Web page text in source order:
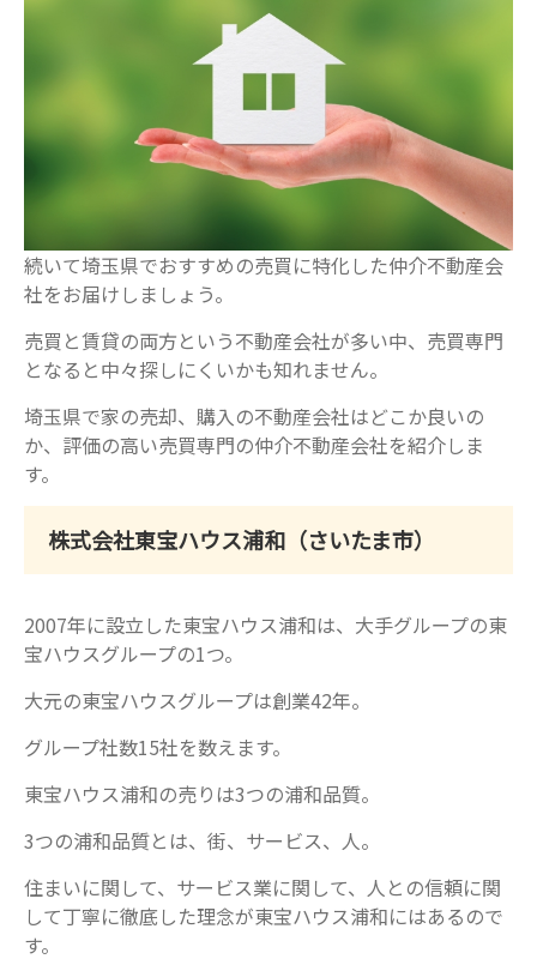
続いて埼玉県でおすすめの売買に特化した仲介不動産会
社をお届けしましょう。
売買と賃貸の両方という不動産会社が多い中、売買専門
となると中々探しにくいかも知れません。
埼玉県で家の売却、購入の不動産会社はどこか良いの
か、評価の高い売買専門の仲介不動産会社を紹介しま
す。
株式会社東宝ハウス浦和（さいたま市）
2007年に設立した東宝ハウス浦和は、大手グループの東
宝ハウスグループの1つ。
大元の東宝ハウスグループは創業42年。
グループ社数15社を数えます。
東宝ハウス浦和の売りは3つの浦和品質。
3つの浦和品質とは、街、サービス、人。
住まいに関して、サービス業に関して、人との信頼に関
して丁寧に徹底した理念が東宝ハウス浦和にはあるので
す。